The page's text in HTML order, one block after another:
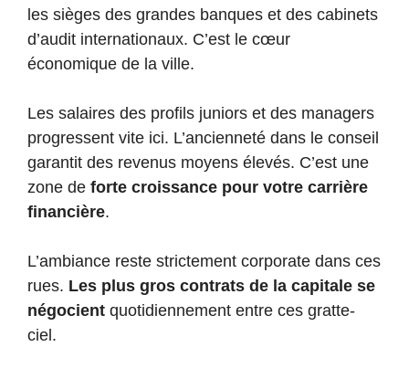
les sièges des grandes banques et des cabinets
d’audit internationaux. C’est le cœur
économique de la ville.
Les salaires des profils juniors et des managers
progressent vite ici. L’ancienneté dans le conseil
garantit des revenus moyens élevés. C’est une
zone de forte croissance pour votre carrière
financière.
L’ambiance reste strictement corporate dans ces
rues. Les plus gros contrats de la capitale se
négocient quotidiennement entre ces gratte-
ciel.